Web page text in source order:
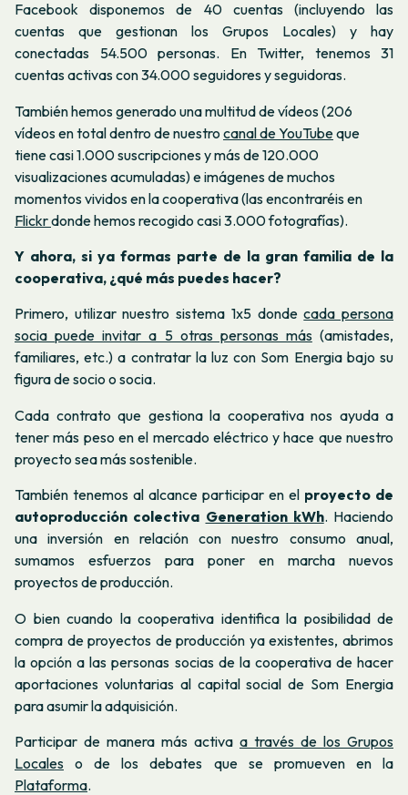
Facebook disponemos de 40 cuentas (incluyendo las
cuentas que gestionan los Grupos Locales) y hay
conectadas 54.500 personas. En Twitter, tenemos 31
cuentas activas con 34.000 seguidores y seguidoras.
También hemos generado una multitud de vídeos (206
vídeos en total dentro de nuestro canal de YouTubeque
tiene casi 1.000 suscripciones y más de 120.000
visualizaciones acumuladas) e imágenes de muchos
momentos vividos en la cooperativa (las encontraréis en
Flickrdonde hemos recogido casi 3.000 fotografías).
Y ahora, si ya formas parte de la gran familia de la
cooperativa, ¿qué más puedes hacer?
Primero, utilizar nuestro sistema 1x5 dondecada persona
socia puede invitar a 5 otras personas más(amistades,
familiares, etc.) a contratar la luz con Som Energia bajo su
figura de socio o socia.
Cada contrato que gestiona la cooperativa nos ayuda a
tener más peso en el mercado eléctrico y hace que nuestro
proyecto sea más sostenible.
También tenemos al alcance participar en el proyecto de
autoproducción colectiva Generation kWh. Haciendo
una inversión en relación con nuestro consumo anual,
sumamos esfuerzos para poner en marcha nuevos
proyectos de producción.
O bien cuando la cooperativa identifica la posibilidad de
compra de proyectos de producción ya existentes, abrimos
la opción a las personas socias de la cooperativa de hacer
aportaciones voluntarias al capital social de Som Energia
para asumir la adquisición.
Participar de manera más activa a través de los Grupos
Locales o de los debates que se promueven en la
Plataforma.